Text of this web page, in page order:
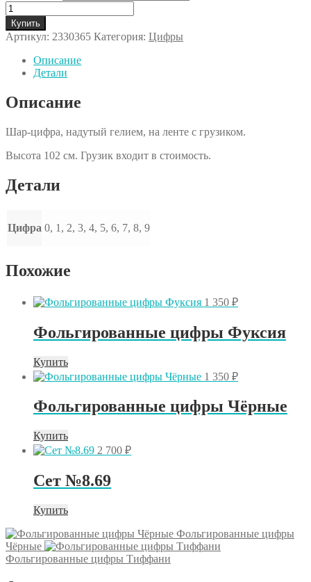
Количество
товара
Фольгированные
цифры
Розовое
Золото
Купить
Артикул: 2330365 Категория: Цифры
Описание
Детали
Описание
Шар-цифра, надутый гелием, на ленте с грузиком.
Высота 102 см. Грузик входит в стоимость.
Детали
Цифра 0, 1, 2, 3, 4, 5, 6, 7, 8, 9
Похожие
1 350 ₽
Фольгированные цифры Фуксия
КупитьЭтот
товар
имеет
вариаций.
можно
выбрать
странице
товара.
1 350 ₽
Фольгированные цифры Чёрные
КупитьЭтот
товар
несколько
вариаций.
можно
на
странице
товара.
2 700 ₽
Сет №8.69
Купить
Фольгированные цифры
Чёрные
Фольгированные цифры Тиффани